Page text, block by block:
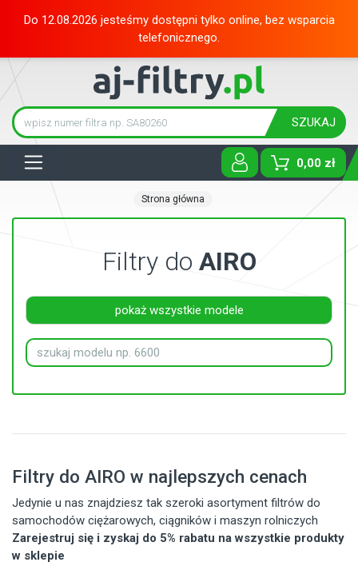
Do 12.08.2026 jesteśmy dostępni tylko online, bez wsparcia
telefonicznego.
SZUKAJ
0,00 zł
Strona główna
Filtry do AIRO
pokaż wszystkie modele
Filtry do AIRO w najlepszych cenach
Jedynie u nas znajdziesz tak szeroki asortyment filtrów do
samochodów ciężarowych, ciągników i maszyn rolniczych
Zarejestruj się i zyskaj do 5% rabatu na wszystkie produkty
w sklepie